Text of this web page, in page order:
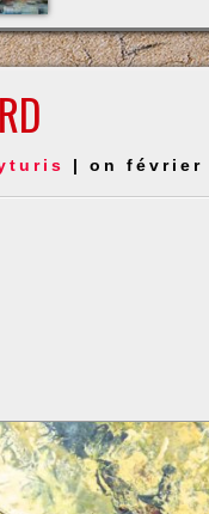
| on février